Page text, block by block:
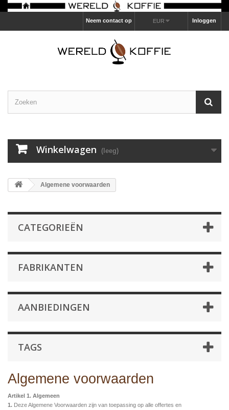
Inloggen
EUR
Neem contact op
Winkelwagen (leeg)
Algemene voorwaarden
CATEGORIEËN
FABRIKANTEN
AANBIEDINGEN
TAGS
Algemene voorwaarden
Artikel 1. Algemeen
1. Deze Algemene Voorwaarden zijn van toepassing op alle offertes en